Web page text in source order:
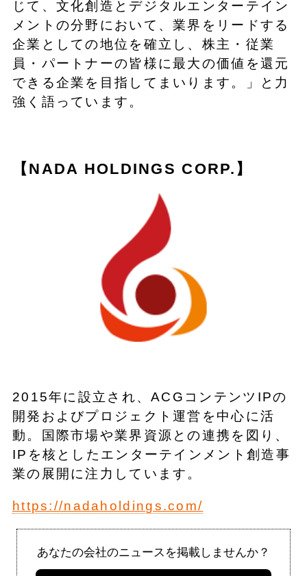
じて、文化創造とデジタルエンターテイン
メントの分野において、業界をリードする
企業としての地位を確立し、株主・従業
員・パートナーの皆様に最大の価値を還元
できる企業を目指してまいります。」と力
強く語っています。
【NADA HOLDINGS CORP.】
2015年に設立され、ACGコンテンツIPの
開発およびプロジェクト運営を中心に活
動。国際市場や業界資源との連携を図り、
IPを核としたエンターテインメント創造事
業の展開に注力しています。
https://nadaholdings.com/
あなたの会社のニュースを掲載しませんか？